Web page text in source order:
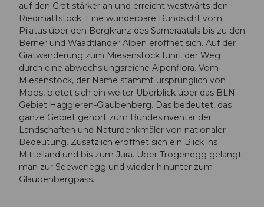
auf den Grat stärker an und erreicht westwärts den
Riedmattstock. Eine wunderbare Rundsicht vom
Pilatus über den Bergkranz des Sarneraatals bis zu den
Berner und Waadtländer Alpen eröffnet sich. Auf der
Gratwanderung zum Miesenstock führt der Weg
durch eine abwechslungsreiche Alpenflora. Vom
Miesenstock, der Name stammt ursprünglich von
Moos, bietet sich ein weiter Überblick über das BLN-
Gebiet Haggleren-Glaubenberg. Das bedeutet, das
ganze Gebiet gehört zum Bundesinventar der
Landschaften und Naturdenkmäler von nationaler
Bedeutung. Zusätzlich eröffnet sich ein Blick ins
Mittelland und bis zum Jura. Über Trogenegg gelangt
man zur Seewenegg und wieder hinunter zum
Glaubenbergpass.